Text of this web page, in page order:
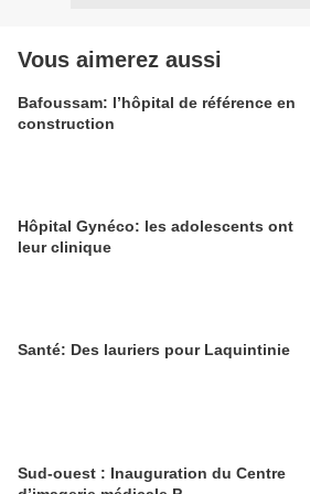
Vous aimerez aussi
Bafoussam: l’hôpital de référence en
construction
Hôpital Gynéco: les adolescents ont
leur clinique
Santé: Des lauriers pour Laquintinie
Sud-ouest : Inauguration du Centre